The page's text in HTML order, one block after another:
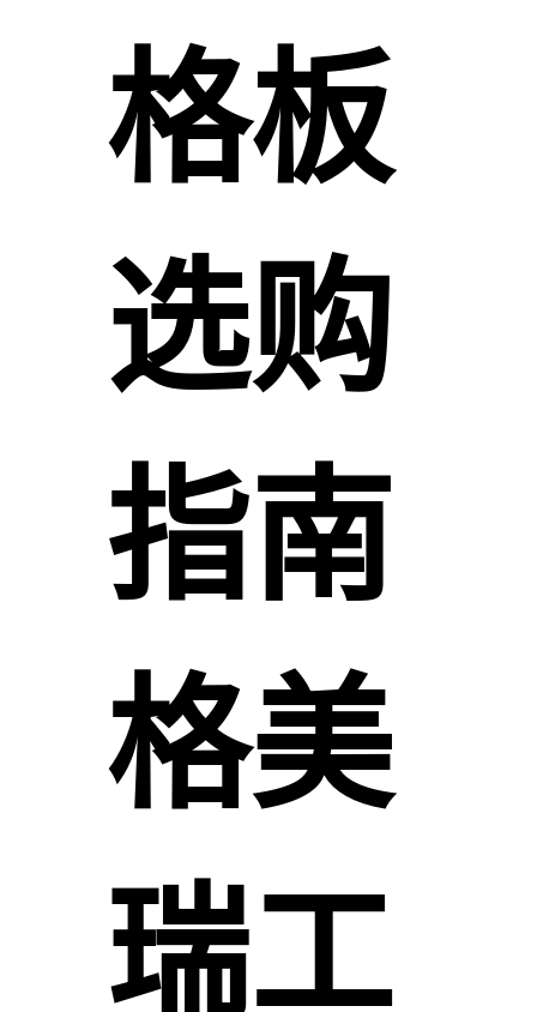
格板
选购
指南
格美
瑞工